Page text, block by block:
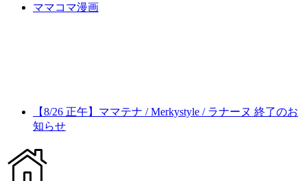
ママコマ漫画
【8/26 正午】ママテナ / Merkystyle / ラナーヌ 終了のお
知らせ